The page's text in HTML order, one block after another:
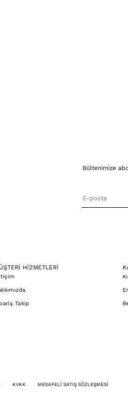
Bültenimize
HİZMETLERİ
Takip
KVKK MESAFELİ SATIŞ SÖZLEŞMESİ